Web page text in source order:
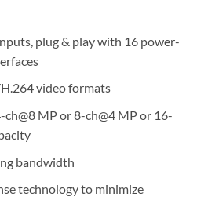
plug & play with 16 power-
video formats
MP or 8-ch@4 MP or 16-
bandwidth
technology to minimize